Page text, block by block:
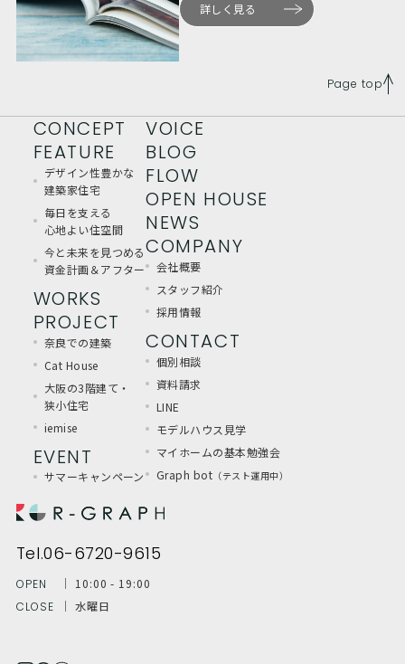
詳しく見る
Page top
CONCEPT
FEATURE
デザイン性豊かな
建築家住宅
毎日を支える
心地よい住空間
今と未来を見つめる
資金計画＆アフター
WORKS
PROJECT
奈良での建築
Cat House
大阪の3階建て・
狭小住宅
iemise
EVENT
サマーキャンペーン
VOICE
BLOG
FLOW
OPEN HOUSE
NEWS
COMPANY
会社概要
スタッフ紹介
採用情報
CONTACT
個別相談
資料請求
LINE
モデルハウス見学
マイホームの基本勉強会
Graph bot （テスト運用中）
Tel.06-6720-9615
OPEN
│ 10:00 - 19:00
CLOSE
│ 水曜日